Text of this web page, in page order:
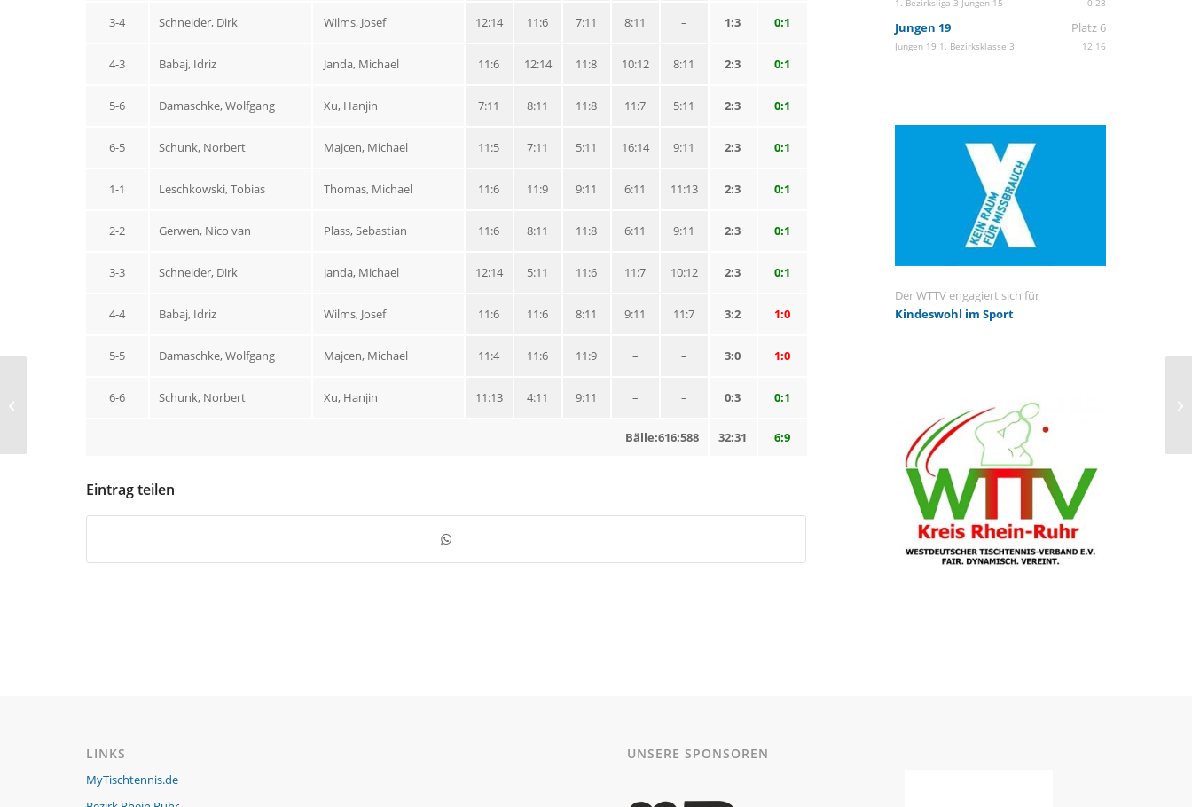
3-4 Schneider, Dirk Wilms, Josef –
8:11
7:11
11:6
12:14 1:3 0:1
4-3 Babaj, Idriz Janda, Michael 8:11
10:12
11:8
12:14
11:6 2:3 0:1
5-6 Damaschke, Wolfgang Xu, Hanjin 5:11
11:7
11:8
8:11
7:11 2:3 0:1
6-5 Schunk, Norbert Majcen, Michael 9:11
16:14
5:11
7:11
11:5 2:3 0:1
1-1 Leschkowski, Tobias Thomas, Michael 11:13
6:11
9:11
11:9
11:6 2:3 0:1
2-2 Gerwen, Nico van Plass, Sebastian 9:11
6:11
11:8
8:11
11:6 2:3 0:1
3-3 Schneider, Dirk Janda, Michael 10:12
11:7
11:6
5:11
12:14 2:3 0:1
4-4 Babaj, Idriz Wilms, Josef 11:7
9:11
8:11
11:6
11:6 3:2 1:0
5-5 Damaschke, Wolfgang Majcen, Michael –
–
11:9
11:6
11:4 3:0 1:0
6-6 Schunk, Norbert Xu, Hanjin –
–
9:11
4:11
11:13 0:3 0:1
6:9
32:31
Bälle:616:588
Eintrag teilen
1. Bezirksliga 3 Jungen 15 0:28
Jungen 19 Platz 6
Jungen 19 1. Bezirksklasse 3 12:16
Der WTTV engagiert sich für
Kindeswohl im Sport
LINKS
MyTischtennis.de
UNSERE SPONSOREN
auswärts gegen TTC